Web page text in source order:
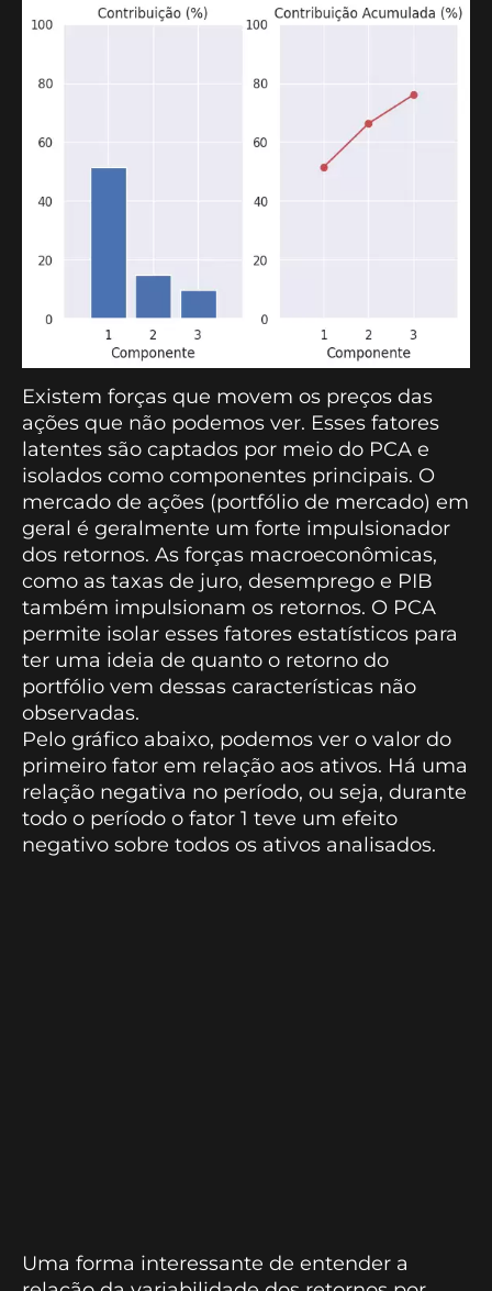
Existem forças que movem os preços das
ações que não podemos ver. Esses fatores
latentes são captados por meio do PCA e
isolados como componentes principais. O
mercado de ações (portfólio de mercado) em
geral é geralmente um forte impulsionador
dos retornos. As forças macroeconômicas,
como as taxas de juro, desemprego e PIB
também impulsionam os retornos. O PCA
permite isolar esses fatores estatísticos para
ter uma ideia de quanto o retorno do
portfólio vem dessas características não
observadas.
Pelo gráfico abaixo, podemos ver o valor do
primeiro fator em relação aos ativos. Há uma
relação negativa no período, ou seja, durante
todo o período o fator 1 teve um efeito
negativo sobre todos os ativos analisados.
Uma forma interessante de entender a